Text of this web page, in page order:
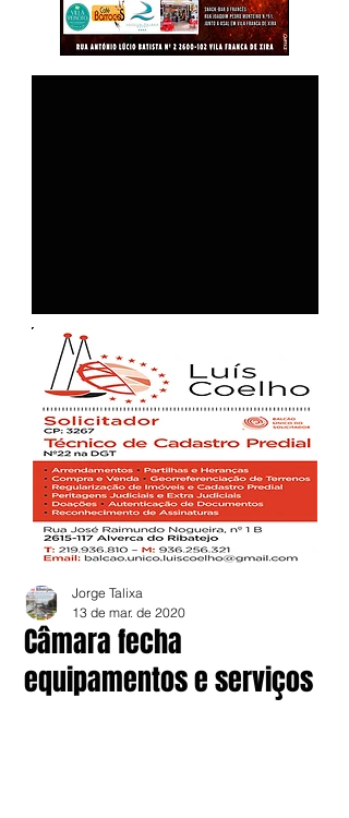
Câmara fecha
equipamentos e serviços
Jorge Talixa
13 de mar. de 2020